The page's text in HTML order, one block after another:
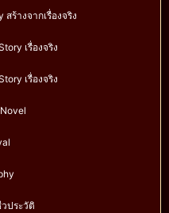
ร้างจากเรื่องจริง
เรื่องจริง
เรื่องจริง
ประวัติ